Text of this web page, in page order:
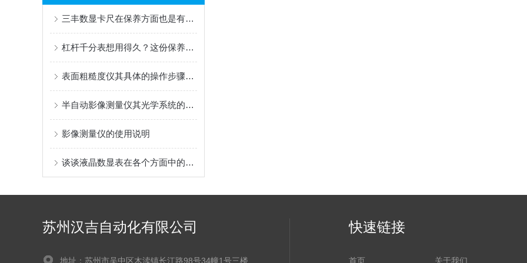
三丰数显卡尺在保养方面也是有技巧的
杠杆千分表想用得久？这份保养清单，老师傅都在悄悄用
表面粗糙度仪其具体的操作步骤是什么
半自动影像测量仪其光学系统的维护保养
影像测量仪的使用说明
谈谈液晶数显表在各个方面中的应用
苏州汉吉自动化有限公司
地址：苏州市吴中区木渎镇长江路98号34幢1号三楼
快速链接
首页 关于我们